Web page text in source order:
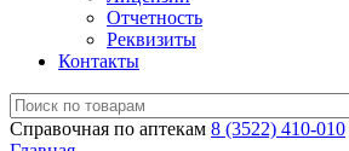
Отчетность
Реквизиты
Контакты
Справочная по аптекам 8 (3522) 410-010